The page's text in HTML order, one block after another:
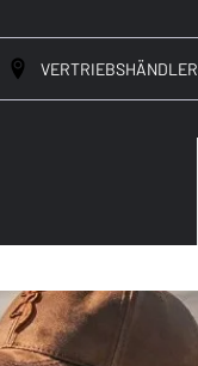
VERTRIEBSHÄNDLER